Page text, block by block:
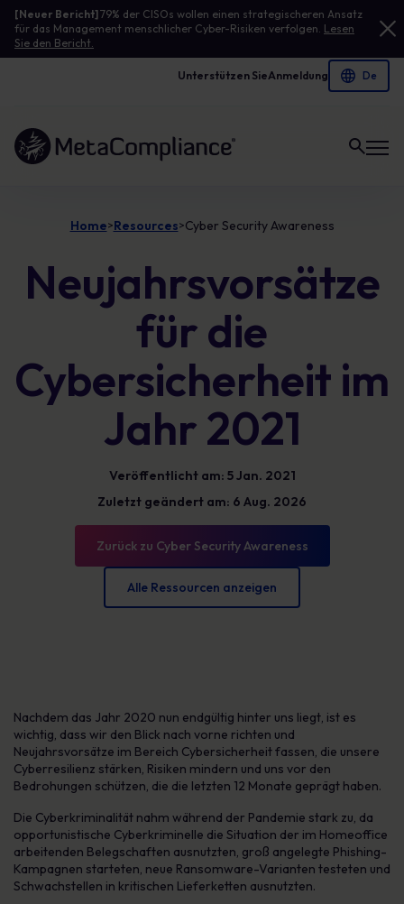
[Neuer Bericht]79% der CISOs wollen einen strategischeren Ansatz
für das Management menschlicher Cyber-Risiken verfolgen. Lesen
Sie den Bericht.
Unterstützen SieAnmeldung
Link zur Homepage
Home>Resources>Cyber Security Awareness
Neujahrsvorsätze
für die
Cybersicherheit im
Jahr 2021
Veröffentlicht am: 5 Jan. 2021
Zuletzt geändert am: 6 Aug. 2026
Zurück zu Cyber Security Awareness
Alle Ressourcen anzeigen
Nachdem das Jahr 2020 nun endgültig hinter uns liegt, ist es
wichtig, dass wir den Blick nach vorne richten und
Neujahrsvorsätze im Bereich Cybersicherheit fassen, die unsere
Cyberresilienz stärken, Risiken mindern und uns vor den
Bedrohungen schützen, die die letzten 12 Monate geprägt haben.
Die Cyberkriminalität nahm während der Pandemie stark zu, da
opportunistische Cyberkriminelle die Situation der im Homeoffice
arbeitenden Belegschaften ausnutzten, groß angelegte Phishing-
Kampagnen starteten, neue Ransomware-Varianten testeten und
Schwachstellen in kritischen Lieferketten ausnutzten.